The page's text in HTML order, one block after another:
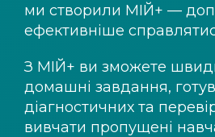
ми створили МІЙ+ —
ефективніше
З МІЙ+ ви зможете
домашні завдання,
діагностичних та
вивчати пропущені